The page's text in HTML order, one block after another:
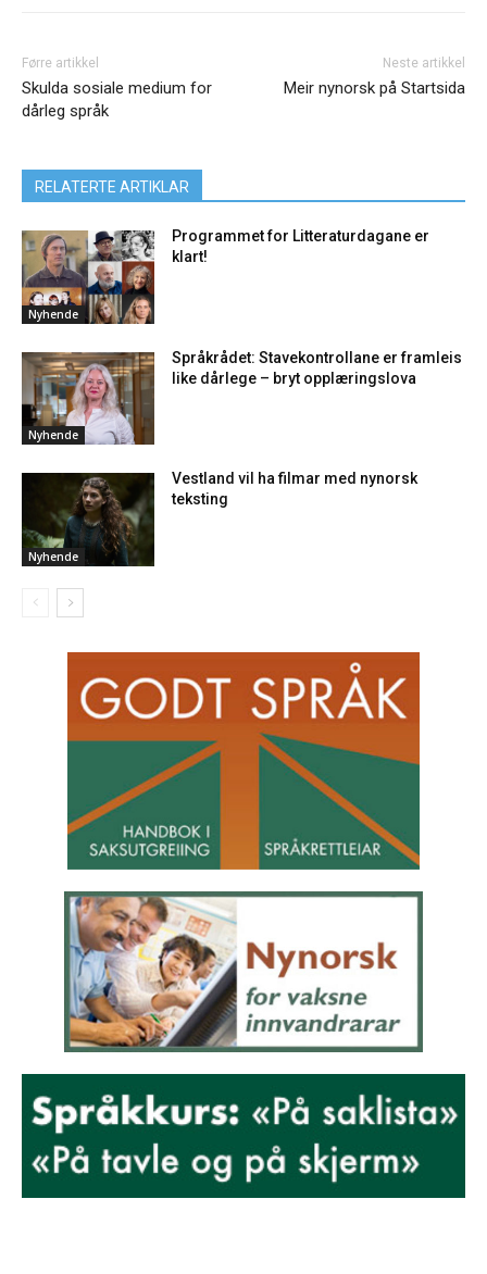
Førre artikkel
Skulda sosiale medium for
dårleg språk
Neste artikkel
Meir nynorsk på Startsida
RELATERTE ARTIKLAR
Nyhende
Programmet for Litteraturdagane er
klart!
Nyhende
Språkrådet: Stavekontrollane er framleis
like dårlege – bryt opplæringslova
Nyhende
Vestland vil ha filmar med nynorsk
teksting